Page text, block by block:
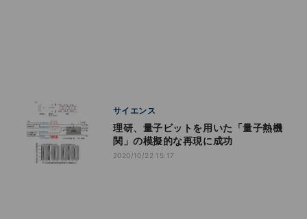
サイエンス
理研、量子ビットを用いた「量子熱機
関」の模擬的な再現に成功
2020/10/22 15:17